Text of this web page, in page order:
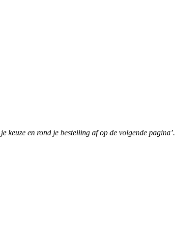
keuze en rond je bestelling af op de volgende pagina’.